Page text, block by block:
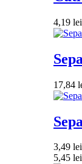
4,19 lei
17,84
3,49 lei
5,45 lei